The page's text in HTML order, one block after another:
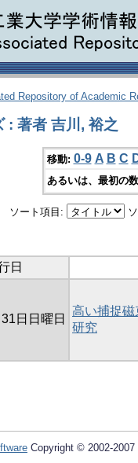
Repository of Academic
: 著者 吉川, 裕之
移動: 0-9 A B C
あるいは、最初の
ソート項目:
日
日日曜日
高い捕捉
研究
Copyright © 2002-2007